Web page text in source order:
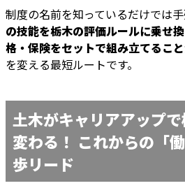
制度の名前を知っているだけでは手
の技能を栃木の評価ルールに乗せ
格・保険をセットで組み立てること
を変える最短ルートです。
土木がキャリアアップ
変わる！ これからの「
歩リード